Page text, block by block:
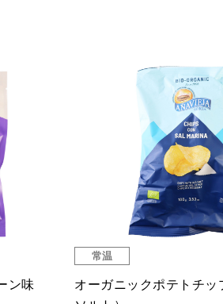
ン味
常温
オーガニックポテトチッ